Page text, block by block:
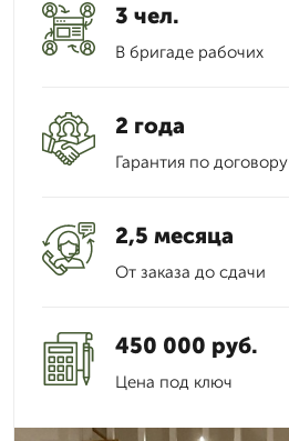
3 чел.
В бригаде рабочих
2 года
Гарантия по договору
2,5 месяца
От заказа до сдачи
450 000 руб.
Цена под ключ